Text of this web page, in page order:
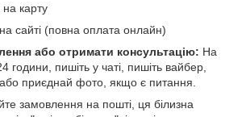
карту
сайті (повна оплата онлайн)
або отримати консультацію: На
години, пишіть у чаті, пишіть вайбер,
або приєднай фото, якщо є питання.
замовлення на пошті, ця білизна